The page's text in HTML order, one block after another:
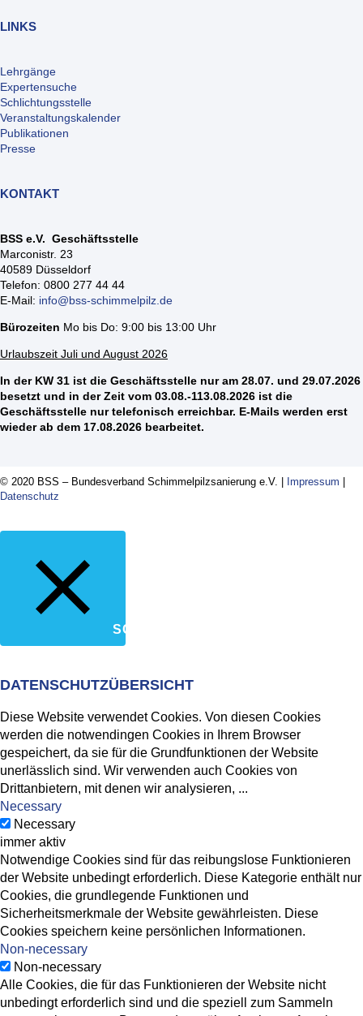
LINKS
Lehrgänge
Expertensuche
Schlichtungsstelle
Veranstaltungskalender
Publikationen
Presse
KONTAKT
BSS e.V. Geschäftsstelle
Marconistr. 23
40589 Düsseldorf
Telefon: 0800 277 44 44
E-Mail: info@bss-schimmelpilz.de
Bürozeiten Mo bis Do: 9:00 bis 13:00 Uhr
Urlaubszeit Juli und August 2026
In der KW 31 ist die Geschäftsstelle nur am 28.07. und 29.07.2026
besetzt und in der Zeit vom 03.08.-113.08.2026 ist die
Geschäftsstelle nur telefonisch erreichbar. E-Mails werden erst
wieder ab dem 17.08.2026 bearbeitet.
© 2020 BSS – Bundesverband Schimmelpilzsanierung e.V. | Impressum
Datenschutz
SCHLIESSEN
DATENSCHUTZÜBERSICHT
Diese Website verwendet Cookies. Von diesen Cookies
werden die notwendingen Cookies in Ihrem Browser
gespeichert, da sie für die Grundfunktionen der Website
unerlässlich sind. Wir verwenden auch Cookies von
Drittanbietern, mit denen wir analysieren, ...
Necessary
Necessary
immer aktiv
Notwendige Cookies sind für das reibungslose Funktionieren
der Website unbedingt erforderlich. Diese Kategorie enthält nur
Cookies, die grundlegende Funktionen und
Sicherheitsmerkmale der Website gewährleisten. Diese
Cookies speichern keine persönlichen Informationen.
Non-necessary
Non-necessary
Alle Cookies, die für das Funktionieren der Website nicht
unbedingt erforderlich sind und die speziell zum Sammeln